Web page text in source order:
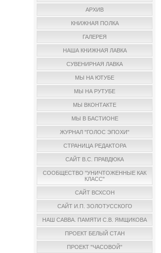
АРХИВ
КНИЖНАЯ ПОЛКА
ГАЛЕРЕЯ
НАША КНИЖНАЯ ЛАВКА
СУВЕНИРНАЯ ЛАВКА
МЫ НА ЮТУБЕ
МЫ НА РУТУБЕ
МЫ ВКОНТАКТЕ
МЫ В БАСТИОНЕ
ЖУРНАЛ "ГОЛОС ЭПОХИ"
СТРАНИЦА РЕДАКТОРА
САЙТ В.С. ПРАВДЮКА
СООБЩЕСТВО "УНИЧТОЖЕННЫЕ КАК
КЛАСС"
САЙТ ВСХСОН
САЙТ И.П. ЗОЛОТУССКОГО
НАШ САВВА. ПАМЯТИ С.В. ЯМЩИКОВА
ПРОЕКТ БЕЛЫЙ СТАН
ПРОЕКТ "ЧАСОВОЙ"